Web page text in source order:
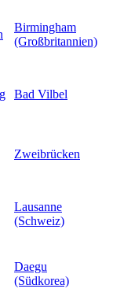
Birmingham
(Großbritannien)
Bad Vilbel
Zweibrücken
Lausanne
(Schweiz)
Daegu
(Südkorea)